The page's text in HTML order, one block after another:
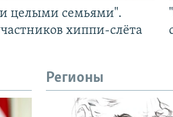
целыми семьями".
хиппи-слёта
Регионы